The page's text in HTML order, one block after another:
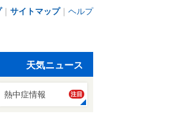
｜ サイトマップ｜ ヘルプ
天気ニュース
熱中症情報 注目